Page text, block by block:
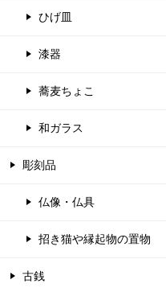
ひげ皿
漆器
蕎麦ちょこ
和ガラス
彫刻品
仏像・仏具
招き猫や縁起物の置物
古銭